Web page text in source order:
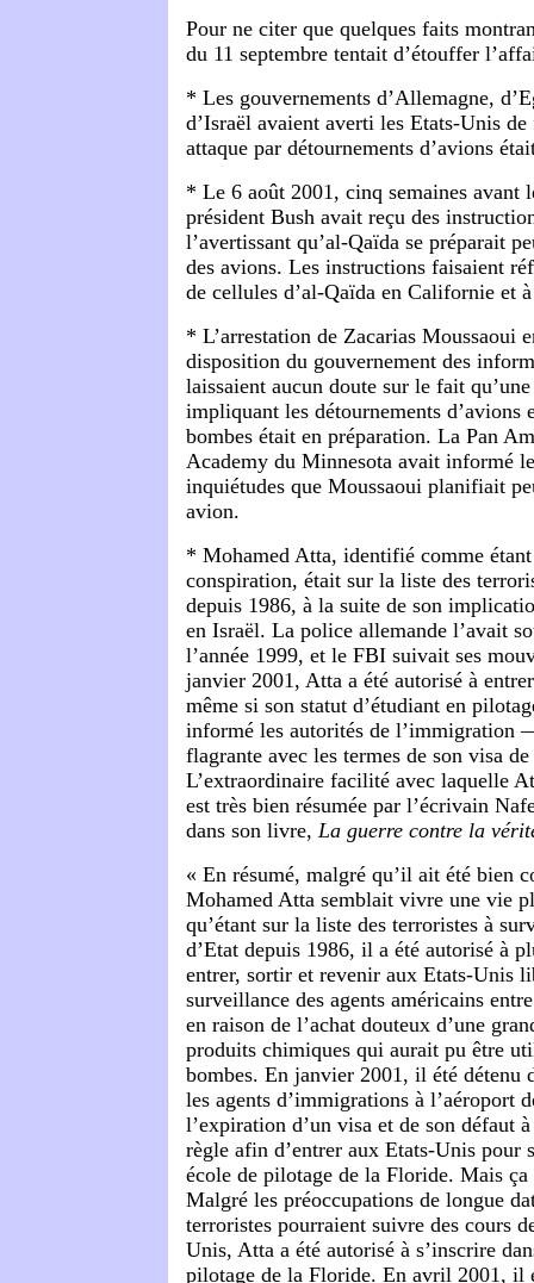
Pour ne citer que quelques faits
du 11 septembre tentait d’étouffer
* Les gouvernements d’Allemagne,
d’Israël avaient averti les Etats-Unis de
attaque par détournements d’avions
* Le 6 août 2001, cinq semaines avant
président Bush avait reçu des
l’avertissant qu’al-Qaïda se préparait
des avions. Les instructions faisaient
de cellules d’al-Qaïda en Californie et
* L’arrestation de Zacarias Moussaoui
disposition du gouvernement des
laissaient aucun doute sur le fait
impliquant les détournements d’avions
bombes était en préparation. La Pan
Academy du Minnesota avait informé
inquiétudes que Moussaoui planifiait
avion.
* Mohamed Atta, identifié comme
conspiration, était sur la liste des
depuis 1986, à la suite de son
en Israël. La police allemande l’avait
l’année 1999, et le FBI suivait ses
janvier 2001, Atta a été autorisé à
même si son statut d’étudiant en
informé les autorités de l’immigration
flagrante avec les termes de son visa
L’extraordinaire facilité avec laquelle
est très bien résumée par l’écrivain
dans son livre, La guerre contre la
« En résumé, malgré qu’il ait été bien
Mohamed Atta semblait vivre une vie
qu’étant sur la liste des terroristes à
d’Etat depuis 1986, il a été autorisé à
entrer, sortir et revenir aux Etats-Unis
surveillance des agents américains
en raison de l’achat douteux d’une
produits chimiques qui aurait pu être
bombes. En janvier 2001, il été détenu
les agents d’immigrations à l’aéroport
l’expiration d’un visa et de son défaut
règle afin d’entrer aux Etats-Unis pour
école de pilotage de la Floride. Mais ça
Malgré les préoccupations de longue
terroristes pourraient suivre des cours
Unis, Atta a été autorisé à s’inscrire
pilotage de la Floride. En avril 2001, il